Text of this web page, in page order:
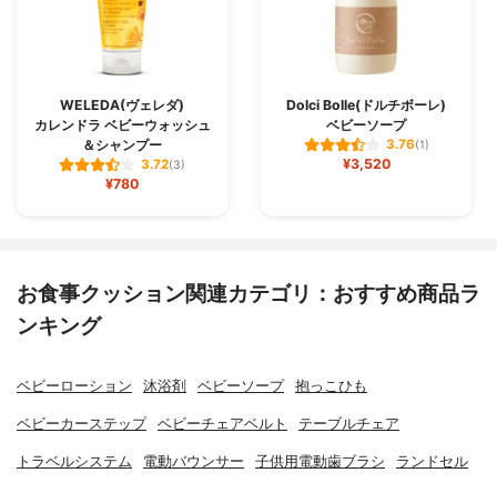
WELEDA(ヴェレダ)
カレンドラ ベビーウォッシュ
＆シャンプー
3.72(3)
¥780
Dolci Bolle(ドルチボーレ)
ベビーソープ
3.76(1)
¥3,520
お食事クッション関連カテゴリ：おすすめ商品ラ
ンキング
ベビーローション 沐浴剤 ベビーソープ 抱っこひも
ベビーカーステップ ベビーチェアベルト テーブルチェア
トラベルシステム 電動バウンサー 子供用電動歯ブラシ ランドセル